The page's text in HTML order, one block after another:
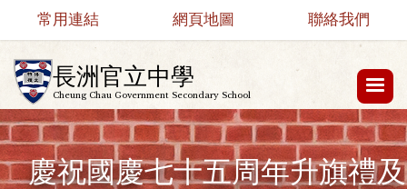
長洲官立中學
Cheung Chau Government Secondary School
常用連結 網頁地圖 聯絡我們
慶祝國慶七十五周年升旗禮及